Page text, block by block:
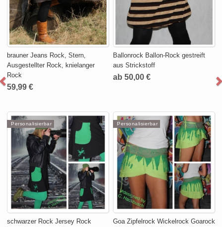
brauner Jeans Rock, Stern,
Ausgestellter Rock, knielanger
Rock
59,99 €
Ballonrock Ballon-Rock gestreift
aus Strickstoff
ab 50,00 €
Personalisierbar
schwarzer Rock Jersey Rock
Personalisierbar
Goa Zipfelrock Wickelrock Goarock